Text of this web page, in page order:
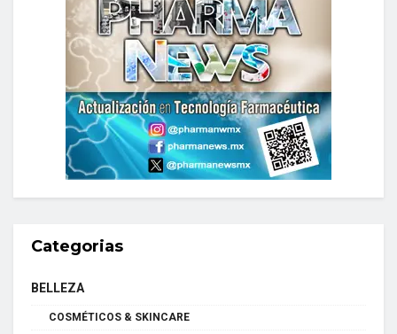
Categorias
BELLEZA
COSMÉTICOS & SKINCARE